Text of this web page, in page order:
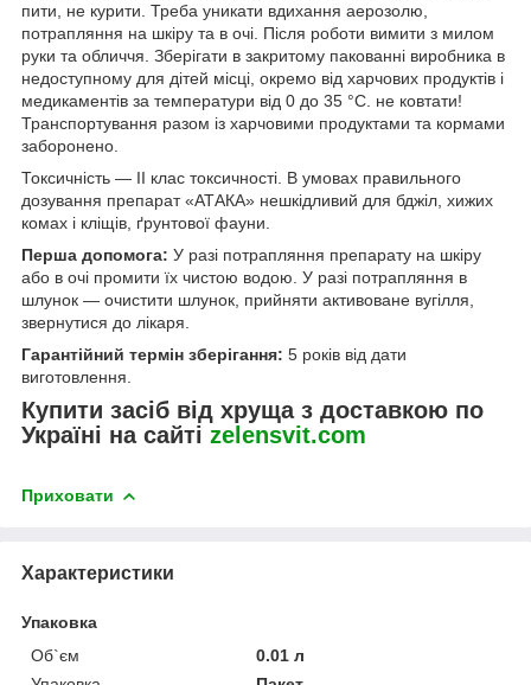
пити, не курити. Треба уникати вдихання аерозолю,
потрапляння на шкіру та в очі. Після роботи вимити з милом
руки та обличчя. Зберігати в закритому пакованні виробника в
недоступному для дітей місці, окремо від харчових продуктів і
медикаментів за температури від 0 до 35 °C. не ковтати!
Транспортування разом із харчовими продуктами та кормами
заборонено.
Токсичність — II клас токсичності. В умовах правильного
дозування препарат «АТАКА» нешкідливий для бджіл, хижих
комах і кліщів, ґрунтової фауни.
Перша допомога: У разі потрапляння препарату на шкіру
або в очі промити їх чистою водою. У разі потрапляння в
шлунок — очистити шлунок, прийняти активоване вугілля,
звернутися до лікаря.
Гарантійний термін зберігання: 5 років від дати
виготовлення.
Купити засіб від хруща з доставкою по
Україні на сайті zelensvit.com
Приховати
Характеристики
Упаковка
Об`єм
0.01 л